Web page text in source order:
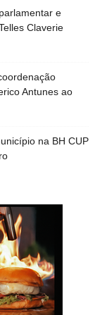
e
Claverie
Antunes ao
na BH CUP